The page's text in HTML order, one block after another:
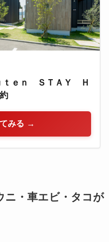
ｔｅｎ ＳＴＡＹ Ｈ
みる →
ニ・車エビ・タコが